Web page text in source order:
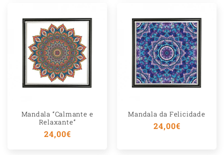
Mandala “Calmante e
Relaxante”
Preço
24,00€
Mandala da Felicidade
Preço
24,00€